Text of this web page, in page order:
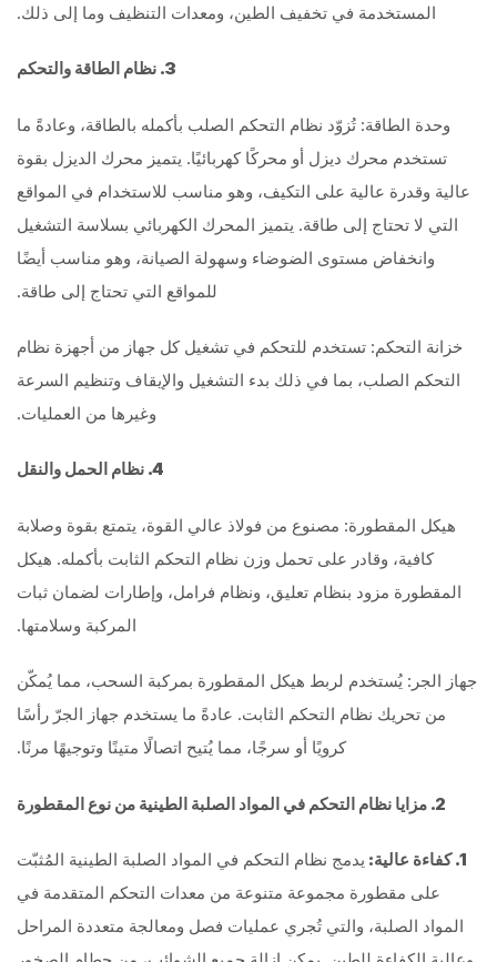
المستخدمة في تخفيف الطين، ومعدات التنظيف وما إلى ذلك.
3. نظام الطاقة والتحكم
وحدة الطاقة: تُزوّد نظام التحكم الصلب بأكمله بالطاقة، وعادةً ما
تستخدم محرك ديزل أو محركًا كهربائيًا. يتميز محرك الديزل بقوة
عالية وقدرة عالية على التكيف، وهو مناسب للاستخدام في المواقع
التي لا تحتاج إلى طاقة. يتميز المحرك الكهربائي بسلاسة التشغيل
وانخفاض مستوى الضوضاء وسهولة الصيانة، وهو مناسب أيضًا
للمواقع التي تحتاج إلى طاقة.
خزانة التحكم: تستخدم للتحكم في تشغيل كل جهاز من أجهزة نظام
التحكم الصلب، بما في ذلك بدء التشغيل والإيقاف وتنظيم السرعة
وغيرها من العمليات.
4. نظام الحمل والنقل
هيكل المقطورة: مصنوع من فولاذ عالي القوة، يتمتع بقوة وصلابة
كافية، وقادر على تحمل وزن نظام التحكم الثابت بأكمله. هيكل
المقطورة مزود بنظام تعليق، ونظام فرامل، وإطارات لضمان ثبات
المركبة وسلامتها.
جهاز الجر: يُستخدم لربط هيكل المقطورة بمركبة السحب، مما يُمكّن
من تحريك نظام التحكم الثابت. عادةً ما يستخدم جهاز الجرّ رأسًا
كرويًا أو سرجًا، مما يُتيح اتصالًا متينًا وتوجيهًا مرنًا.
2. مزايا نظام التحكم في المواد الصلبة الطينية من نوع المقطورة
1. كفاءة عالية:
يدمج نظام التحكم في المواد الصلبة الطينية المُثبّت
على مقطورة مجموعة متنوعة من معدات التحكم المتقدمة في
المواد الصلبة، والتي تُجري عمليات فصل ومعالجة متعددة المراحل